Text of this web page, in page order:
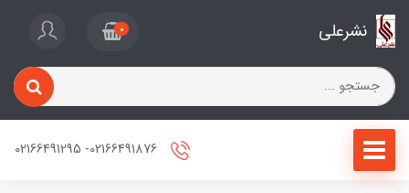
نشرعلی 0